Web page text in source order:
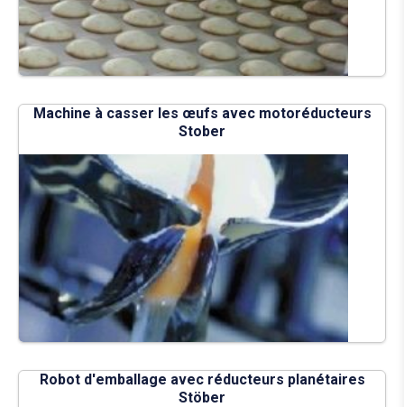
Machine à casser les œufs avec motoréducteurs
Stober
Robot d'emballage avec réducteurs planétaires
Stöber